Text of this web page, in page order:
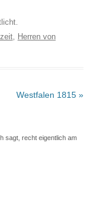
Herren von
Westfalen 1815 »
sagt, recht eigentlich am